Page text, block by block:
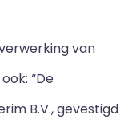
van
“De
B.V., gevestigd